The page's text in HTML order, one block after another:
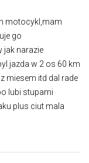
motocykl,mam
go
jak narazie
jazda w 2 os 60 km
miesem itd dal rade
lubi stupami
plus ciut mala